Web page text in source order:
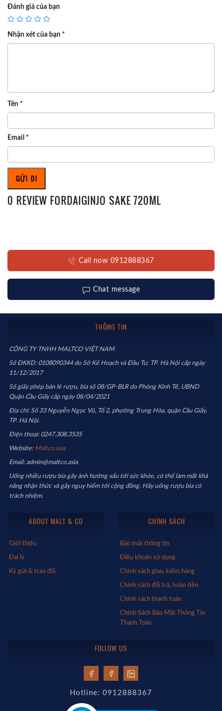
Đánh giá của bạn
Nhận xét của bạn *
Tên *
Email *
0 REVIEW FORDAIGINJO SAKE 720ML
Call now 0912888367
Chat message
THÔNG TIN
CÔNG TY TNHH MALTCO VIỆT NAM
Số ĐKKD: 0108090344 do Sở Kế Hoạch và Đầu Tư, TP. Hà Nội cấp ngày
11/12/2017
Số giấy phép bán lẻ rượu, bia số 08/GP-BLR do Phòng Kinh Tế, UBND
Quận Cầu Giấy cấp ngày 08/04/2021
Địa chỉ: Số 33 Nguyễn Ngọc Vũ, Tổ 2, phường Trung Hòa, quận Cầu Giấy,
TP. Hà Nội.
Điện thoại: 0247.308.3535
Website: Maltco.asia
Email: admin@maltco.asia
Uống nhiều rượu bia gây ảnh hưởng xấu tới sức khỏe, có thể làm mất khả
năng nhận thức và gây nguy hiểm tới cộng đồng. Hãy uống rượu bia có
trách nhiệm.
ABOUT MALT & CO
Giới thiệu
Đại lý
Ký gửi & trao đổi
CHÍNH SÁCH
Bảo mật thông tin
Điều khoản sử dụng
Chính sách giao, kiểm hàng
Chính sách đổi trả, hoàn tiền
Chính sách thanh toán
Chính Sách Bảo Mật Thông Tin
Thanh Toán
FOLLOW US
Hotline: 0912888367